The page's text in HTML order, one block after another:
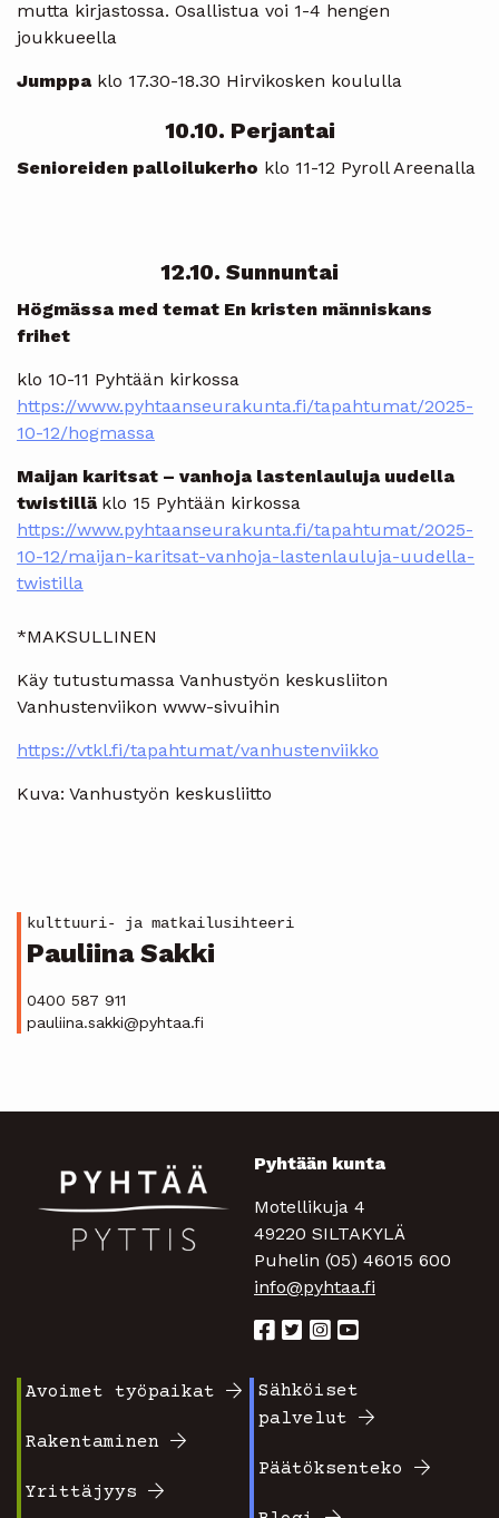
mutta kirjastossa. Osallistua voi 1-4 hengen
joukkueella
Jumppaklo 17.30-18.30 Hirvikosken koululla
10.10. Perjantai
Senioreiden palloilukerho klo 11-12 Pyroll Areenalla
12.10. Sunnuntai
Högmässa med temat En kristen människans
frihet
klo 10-11 Pyhtään kirkossa
https://www.pyhtaanseurakunta.fi/tapahtumat/2025-
10-12/hogmassa
Maijan karitsat – vanhoja lastenlauluja uudella
twistillä klo 15 Pyhtään kirkossa
https://www.pyhtaanseurakunta.fi/tapahtumat/2025-
10-12/maijan-karitsat-vanhoja-lastenlauluja-uudella-
twistilla
*MAKSULLINEN
Käy tutustumassa Vanhustyön keskusliiton
Vanhustenviikon www-sivuihin
https://vtkl.fi/tapahtumat/vanhustenviikko
Kuva: Vanhustyön keskusliitto
kulttuuri- ja matkailusihteeri
Pauliina Sakki
0400 587 911
pauliina.sakki@pyhtaa.fi
Pyhtään kunta
Motellikuja 4
49220 SILTAKYLÄ
Puhelin (05) 46015 600
info@pyhtaa.fi
valikko
1
Avoimet työpaikat
Rakentaminen
Yrittäjyys
Footer
2
Sähköiset
palvelut
Päätöksenteko